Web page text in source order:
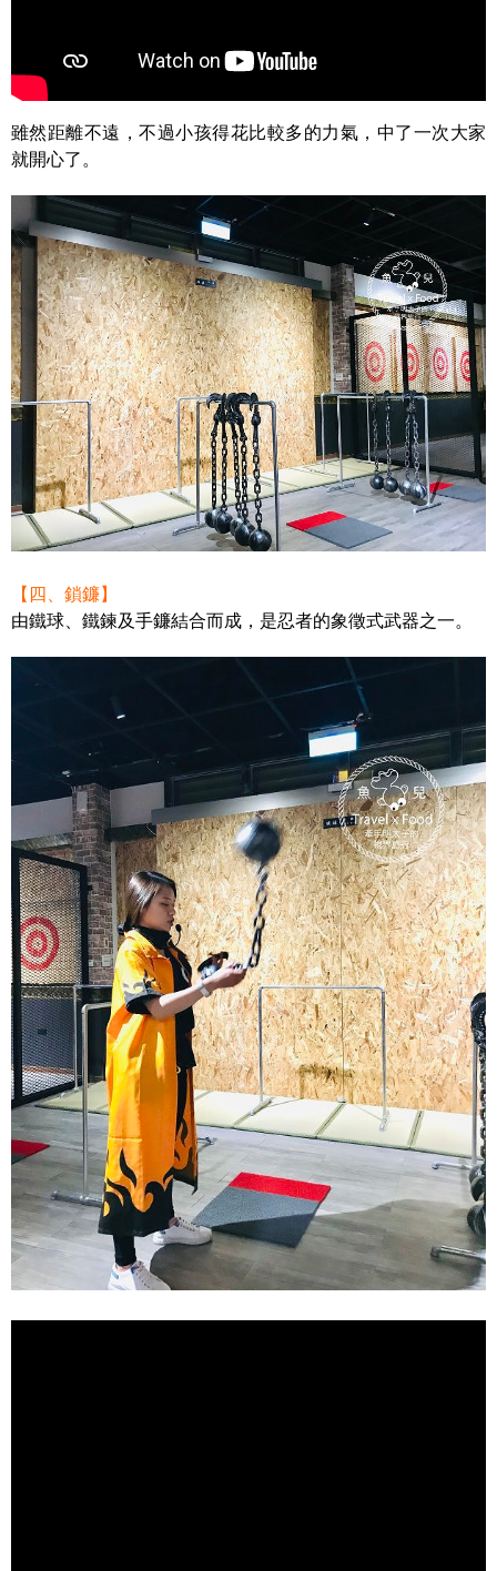
雖然距離不遠，不過小孩得花比較多的力氣，中了一次大家
就開心了。
【四、鎖鐮】
由鐵球、鐵鍊及手鐮結合而成，是忍者的象徵式武器之一。